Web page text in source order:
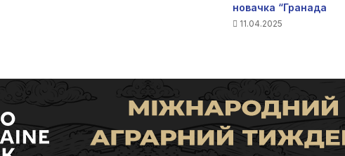
новачка “Гранада
11.04.2025